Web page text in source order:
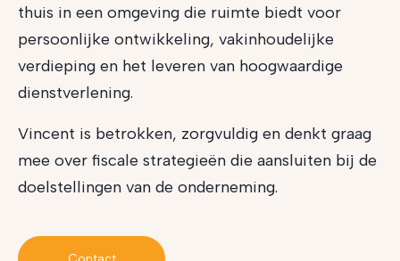
thuis in een omgeving die ruimte biedt voor
persoonlijke ontwikkeling, vakinhoudelijke
verdieping en het leveren van hoogwaardige
dienstverlening.
Vincent is betrokken, zorgvuldig en denkt graag
mee over fiscale strategieën die aansluiten bij de
doelstellingen van de onderneming.